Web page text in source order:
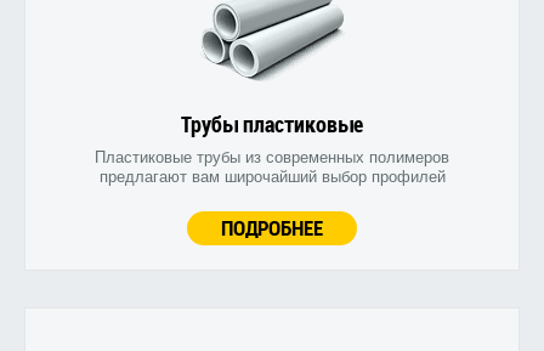
Трубы пластиковые
Пластиковые трубы из современных полимеров
предлагают вам широчайший выбор профилей
ПОДРОБНЕЕ